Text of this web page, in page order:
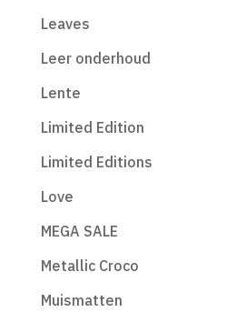
Leaves
Leer onderhoud
Lente
Limited Edition
Limited Editions
Love
MEGA SALE
Metallic Croco
Muismatten